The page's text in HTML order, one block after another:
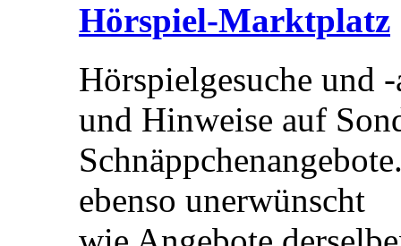
Hörspiel-Marktplatz
Hörspielgesuche und
und Hinweise auf
ebenso unerwünscht